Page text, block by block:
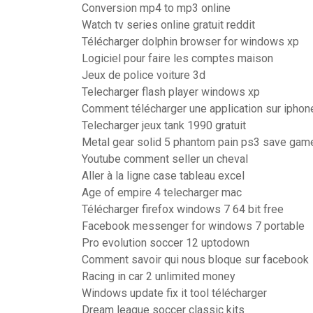
Conversion mp4 to mp3 online
Watch tv series online gratuit reddit
Télécharger dolphin browser for windows xp
Logiciel pour faire les comptes maison
Jeux de police voiture 3d
Telecharger flash player windows xp
Comment télécharger une application sur
Telecharger jeux tank 1990 gratuit
Metal gear solid 5 phantom pain ps3 save
Youtube comment seller un cheval
Aller à la ligne case tableau excel
Age of empire 4 telecharger mac
Télécharger firefox windows 7 64 bit free
Facebook messenger for windows 7 portable
Pro evolution soccer 12 uptodown
Comment savoir qui nous bloque sur facebook
Racing in car 2 unlimited money
Windows update fix it tool télécharger
Dream league soccer classic kits